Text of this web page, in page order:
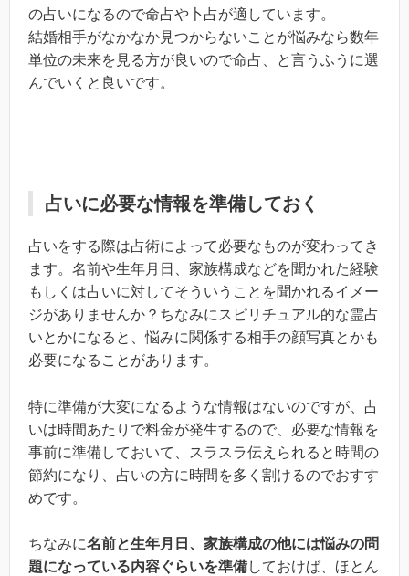
の占いになるので命占や卜占が適しています。
結婚相手がなかなか見つからないことが悩みなら数年
単位の未来を見る方が良いので命占、と言うふうに選
んでいくと良いです。
占いに必要な情報を準備しておく
占いをする際は占術によって必要なものが変わってき
ます。名前や生年月日、家族構成などを聞かれた経験
もしくは占いに対してそういうことを聞かれるイメー
ジがありませんか？ちなみにスピリチュアル的な霊占
いとかになると、悩みに関係する相手の顔写真とかも
必要になることがあります。
特に準備が大変になるような情報はないのですが、占
いは時間あたりで料金が発生するので、必要な情報を
事前に準備しておいて、スラスラ伝えられると時間の
節約になり、占いの方に時間を多く割けるのでおすす
めです。
ちなみに名前と生年月日、家族構成の他には悩みの問
題になっている内容ぐらいを準備しておけば、ほとん